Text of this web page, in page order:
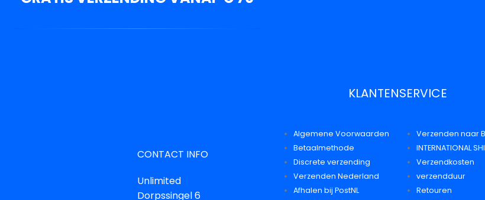
KLANTENSERVICE
CONTACT INFO
Unlimited
Dorpssingel 6
Algemene Voorwaarden
Betaalmethode
Discrete verzending
Verzenden Nederland
Afhalen bij PostNL
Verzenden naar
INTERNATIONAL
Verzendkosten
verzendduur
Retouren